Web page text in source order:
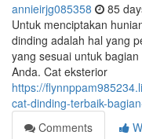
annieirjg085358 85
Untuk menciptakan
dinding adalah hal yang
yang sesuai untuk
Anda. Cat eksterior
https://
cat-dinding-terbaik-
Comments